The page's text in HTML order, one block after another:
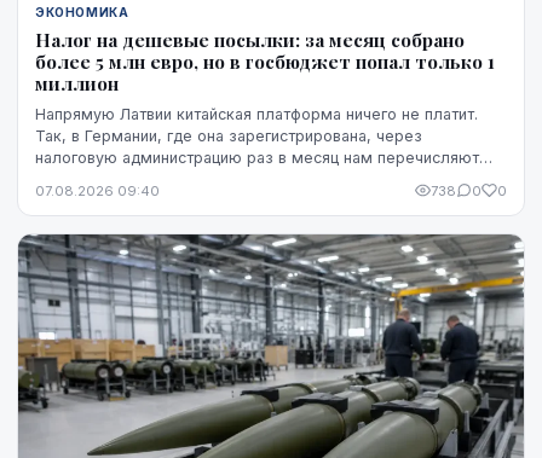
ЭКОНОМИКА
Налог на дешевые посылки: за месяц собрано
более 5 млн евро, но в госбюджет попал только 1
миллион
Напрямую Латвии китайская платформа ничего не платит.
Так, в Германии, где она зарегистрирована, через
налоговую администрацию раз в месяц нам перечисляют
платит в той стране, где товар предъявляется таможне,
07.08.2026 09:40 738 0 0